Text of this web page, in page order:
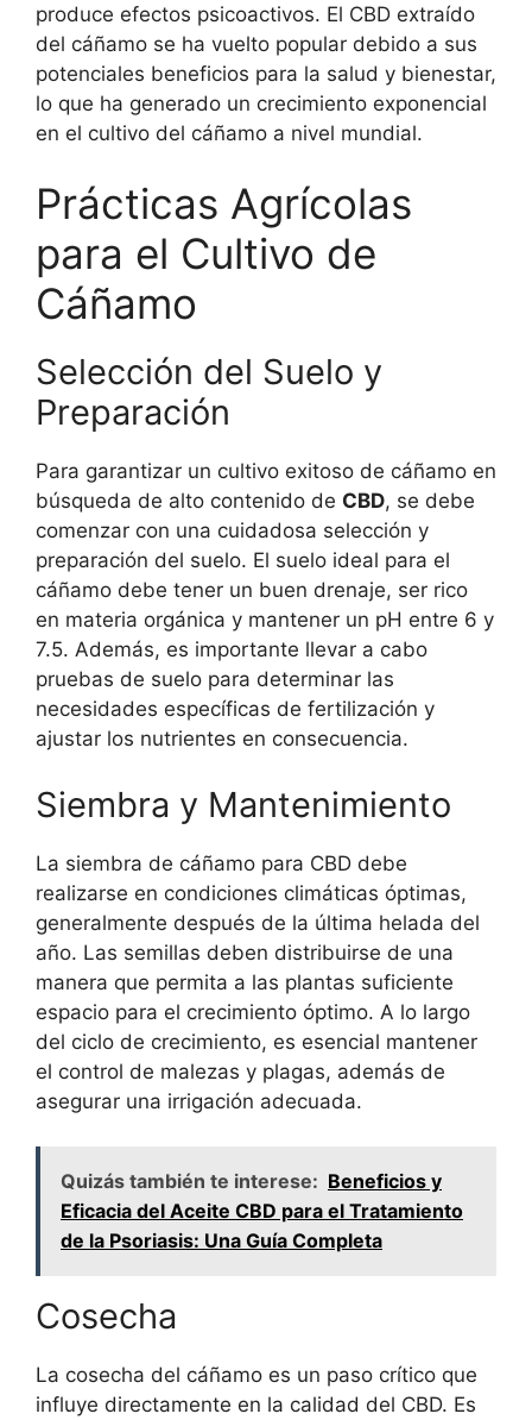
produce efectos psicoactivos. El CBD extraído
del cáñamo se ha vuelto popular debido a sus
potenciales beneficios para la salud y bienestar,
lo que ha generado un crecimiento exponencial
en el cultivo del cáñamo a nivel mundial.
Prácticas Agrícolas
para el Cultivo de
Cáñamo
Selección del Suelo y
Preparación
Para garantizar un cultivo exitoso de cáñamo en
búsqueda de alto contenido de CBD, se debe
comenzar con una cuidadosa selección y
preparación del suelo. El suelo ideal para el
cáñamo debe tener un buen drenaje, ser rico
en materia orgánica y mantener un pH entre 6 y
7.5. Además, es importante llevar a cabo
pruebas de suelo para determinar las
necesidades específicas de fertilización y
ajustar los nutrientes en consecuencia.
Siembra y Mantenimiento
La siembra de cáñamo para CBD debe
realizarse en condiciones climáticas óptimas,
generalmente después de la última helada del
año. Las semillas deben distribuirse de una
manera que permita a las plantas suficiente
espacio para el crecimiento óptimo. A lo largo
del ciclo de crecimiento, es esencial mantener
el control de malezas y plagas, además de
asegurar una irrigación adecuada.
Quizás también te interese: Beneficios y
Eficacia del Aceite CBD para el Tratamiento
de la Psoriasis: Una Guía Completa
Cosecha
La cosecha del cáñamo es un paso crítico que
influye directamente en la calidad del CBD. Es